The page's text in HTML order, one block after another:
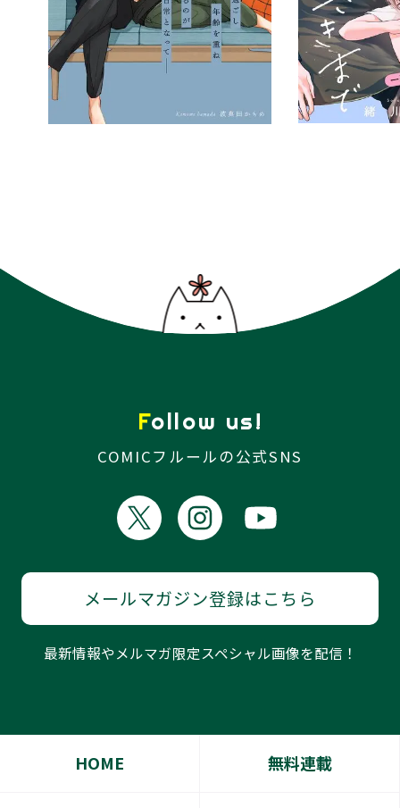
Follow us!
COMICフルールの公式SNS
メールマガジン登録はこちら
最新情報やメルマガ限定スペシャル画像を配信！
HOME 無料連載